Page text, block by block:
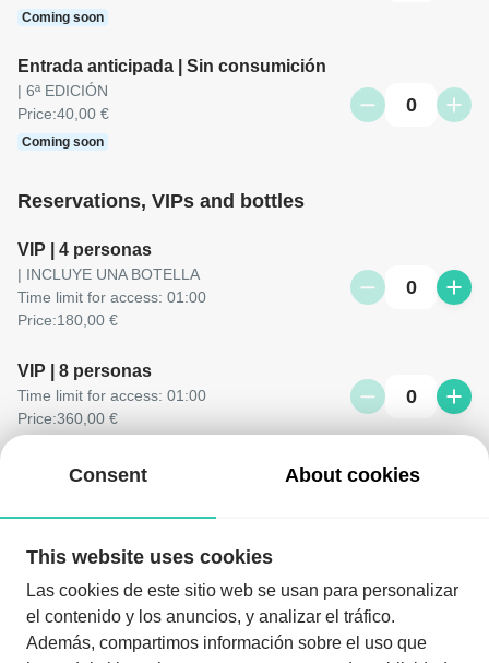
Coming soon
Entrada anticipada | Sin consumición
| 6ª EDICIÓN
Price:40,00 €
Coming soon
0
Reservations, VIPs and bottles
VIP | 4 personas
| INCLUYE UNA BOTELLA
Time limit for access: 01:00
Price:180,00 €
0
VIP | 8 personas
Time limit for access: 01:00
Price:360,00 €
0
RESERVADO SALA | 4 personas
Price:120,00 €
RESERVADO SALA | 8 PAX
Time limit for access: 01:00
Price:240,00 €
0
Consent About cookies
This website uses cookies
Las cookies de este sitio web se usan para personalizar
el contenido y los anuncios, y analizar el tráfico.
Además, compartimos información sobre el uso que